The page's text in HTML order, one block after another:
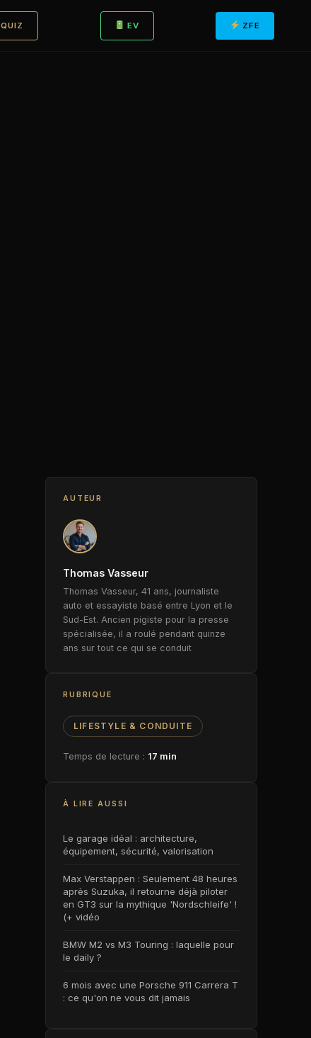
QUIZ EV ZFE
AUTEUR
Thomas Vasseur
Thomas Vasseur, 41 ans, journaliste
auto et essayiste basé entre Lyon et le
Sud-Est. Ancien pigiste pour la presse
spécialisée, il a roulé pendant quinze
ans sur tout ce qui se conduit
RUBRIQUE
LIFESTYLE & CONDUITE
Temps de lecture : 17 min
À LIRE AUSSI
Le garage idéal : architecture,
équipement, sécurité, valorisation
Max Verstappen : Seulement 48 heures
après Suzuka, il retourne déjà piloter
en GT3 sur la mythique 'Nordschleife' !
(+ vidéo
BMW M2 vs M3 Touring : laquelle pour
le daily ?
6 mois avec une Porsche 911 Carrera T
: ce qu'on ne vous dit jamais